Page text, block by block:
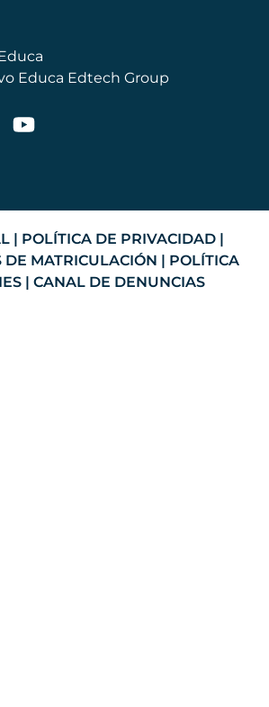
Educa Edtech Group
| POLÍTICA DE PRIVACIDAD |
DE MATRICULACIÓN | POLÍTICA
| CANAL DE DENUNCIAS